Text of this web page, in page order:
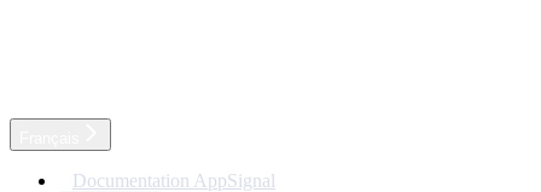
Documentation AppSignal